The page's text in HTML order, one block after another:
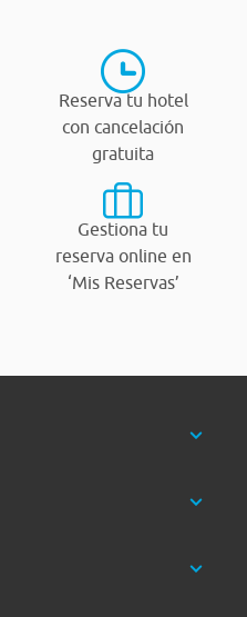
Reserva tu hotel
con cancelación
gratuita
Gestiona tu
reserva online en
‘Mis Reservas’